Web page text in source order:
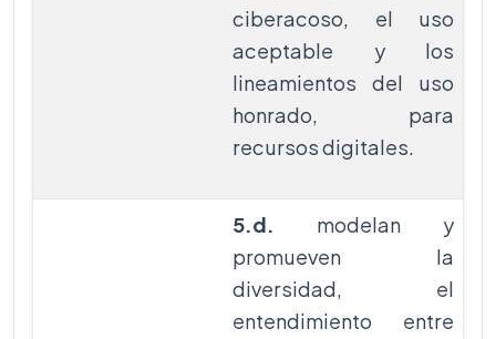
ciberacoso, el uso
aceptable y los
lineamientos del uso
honrado, para
recursos digitales.
5.d. modelan y
promueven la
diversidad, el
entendimiento entre